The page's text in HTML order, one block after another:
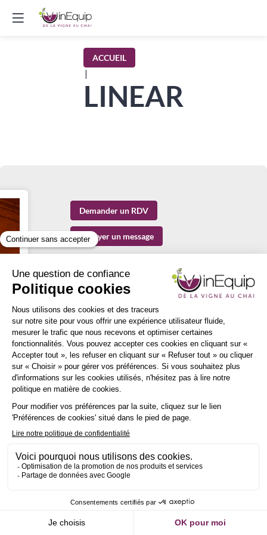
ACCUEIL
|
LINEAR
Demander un RDV
Envoyer un message
Demander un RDV
Envoyer un message
Description
INSCRIPTIONNEWSLETTER